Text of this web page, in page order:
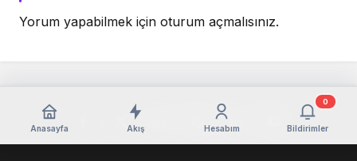
Yorum yapabilmek için oturum açmalısınız.
Anasayfa Akış Hesabım Bildirimler
0